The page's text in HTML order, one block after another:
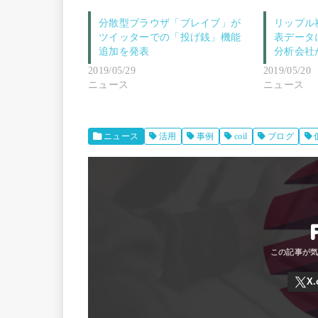
分散型ブラウザ「ブレイブ」が
ツイッターでの「投げ銭」機能
追加を発表
2019/05/29
ニュース
リップ
表データ
分析会社
2019/05/20
ニュース
ニュース 活用 事例 coil ブログ